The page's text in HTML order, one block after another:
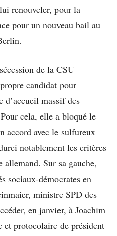
renouveler, pour la
pour un nouveau bail au
de la CSU
candidat pour
d’accueil massif des
cela, elle a bloqué le
accord avec le sulfureux
notablement les critères
Sur sa gauche,
sociaux-démocrates en
ministre SPD des
en janvier, à Joachim
protocolaire de président